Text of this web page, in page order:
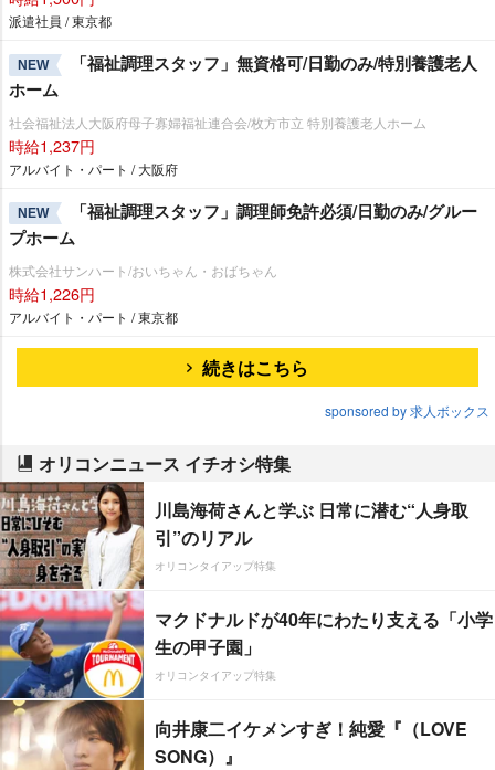
派遣社員 / 東京都
NEW
「福祉調理スタッフ」無資格可/日勤のみ/特別養護老人
ホーム
社会福祉法人大阪府母子寡婦福祉連合会/枚方市立 特別養護老人ホーム
時給1,237円
アルバイト・パート / 大阪府
NEW
「福祉調理スタッフ」調理師免許必須/日勤のみ/グルー
プホーム
株式会社サンハート/おいちゃん・おばちゃん
時給1,226円
アルバイト・パート / 東京都
続きはこちら
sponsored by 求人ボックス
オリコンニュース イチオシ特集
川島海荷さんと学ぶ 日常に潜む“人身取
引”のリアル
オリコンタイアップ特集
マクドナルドが40年にわたり支える「小学
生の甲子園」
オリコンタイアップ特集
向井康二イケメンすぎ！純愛『（LOVE
SONG）』